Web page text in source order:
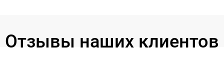
Отзывы наших клиентов